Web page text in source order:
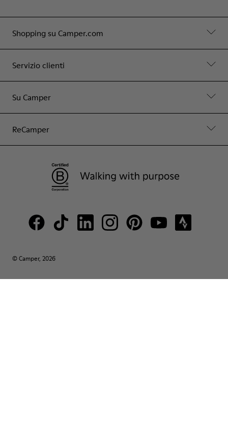
Shopping su Camper.com
Servizio clienti
Su Camper
ReCamper
© Camper, 2026